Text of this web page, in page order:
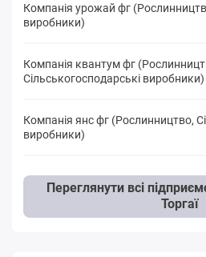
Компанія урожай фг
виробники)
Компанія квантум фг
Сільськогосподарські виробники)
Компанія янс фг (Рослинництво,
виробники)
Переглянути всі
Торгаї